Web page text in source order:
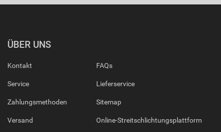
ÜBER UNS
Kontakt
Service
Zahlungsmethoden
Versand
FAQs
Lieferservice
Sitemap
Online-Streitschlichtungsplattform